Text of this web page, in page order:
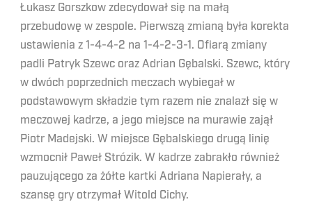
Łukasz Gorszkow zdecydował się na małą
przebudowę w zespole. Pierwszą zmianą była korekta
ustawienia z 1-4-4-2 na 1-4-2-3-1. Ofiarą zmiany
padli Patryk Szewc oraz Adrian Gębalski. Szewc, który
w dwóch poprzednich meczach wybiegał w
podstawowym składzie tym razem nie znalazł się w
meczowej kadrze, a jego miejsce na murawie zajął
Piotr Madejski. W miejsce Gębalskiego drugą linię
wzmocnił Paweł Strózik. W kadrze zabrakło również
pauzującego za żółte kartki Adriana Napierały, a
szansę gry otrzymał Witold Cichy.